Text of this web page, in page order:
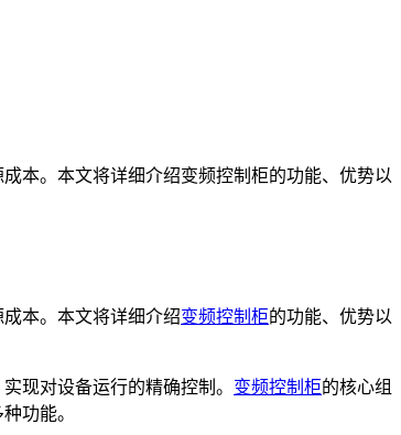
本。本文将详细介绍变频控制柜的功能、优势以
本。本文将详细介绍变频控制柜的功能、优势以
现对设备运行的精确控制。 变频控制柜的核心组
功能。